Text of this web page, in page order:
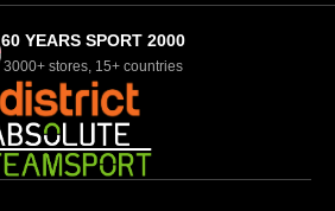
60 YEARS SPORT 2000
3000+ stores, 15+ countries